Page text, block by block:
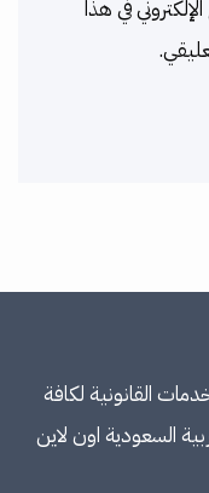
في هذا
القانونية لكافة
السعودية اون لاين